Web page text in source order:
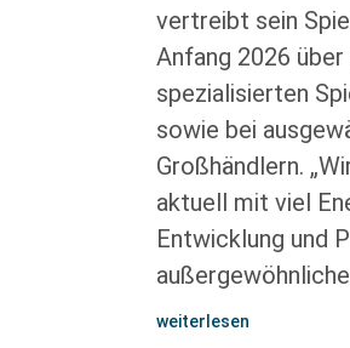
vertreibt sein
Anfang 2026
spezialisierten
sowie bei
Großhändlern.
aktuell mit viel
Entwicklung und
weiterlesen